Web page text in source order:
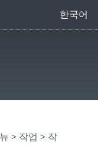
한국어
> 작업 > 작